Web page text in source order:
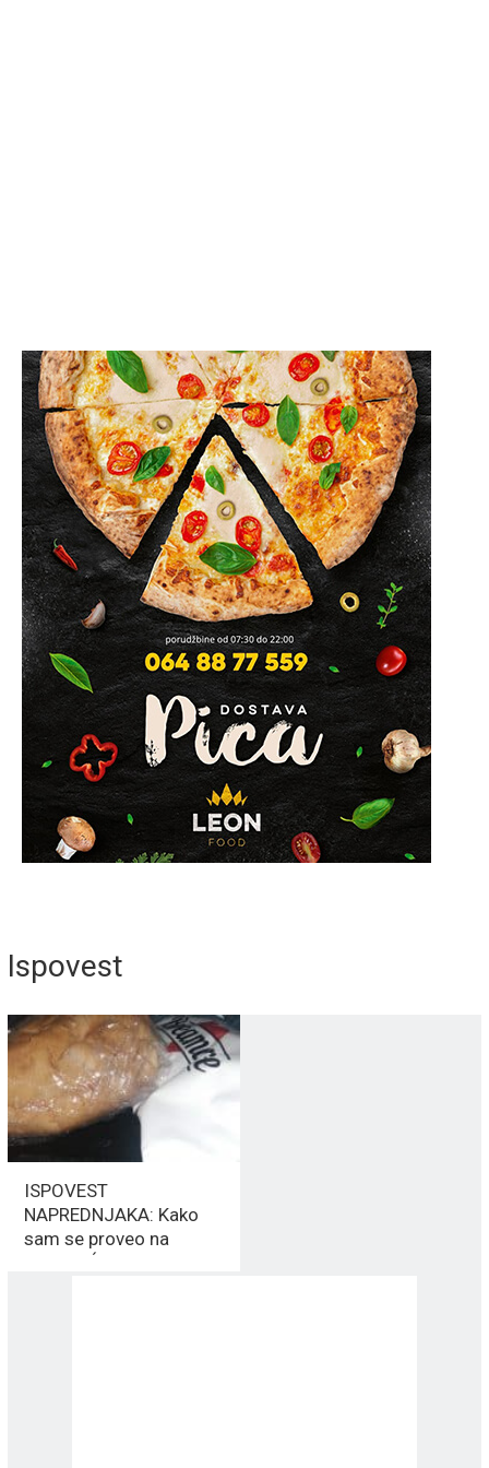
Ispovest
ISPOVEST
NAPREDNJAKA: Kako
sam se proveo na
„NAJVEĆEM SKUPU“ u